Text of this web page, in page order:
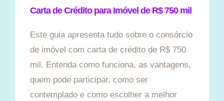
Carta de Crédito para Imóvel de R$ 750 mil
Este guia apresenta tudo sobre o consórcio
de imóvel com carta de crédito de R$ 750
mil. Entenda como funciona, as vantagens,
quem pode participar, como ser
contemplado e como escolher a melhor